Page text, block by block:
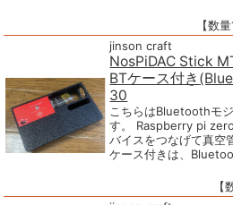
【数
jinson craft
NosPiDAC Stick
BTケース付き
30
こちらはBluetoothモ
す。 Raspberry pi
バイスをつなげて真空
ケース付きは、